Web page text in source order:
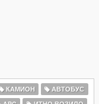
КАМИОН
АВТОБУС